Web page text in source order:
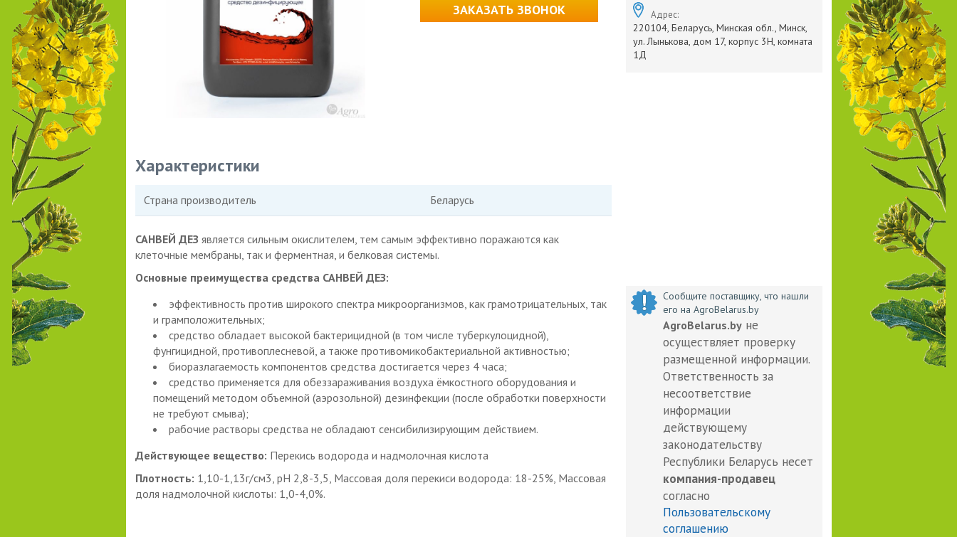
ЗАКАЗАТЬ ЗВОНОК
Характеристики
Страна производитель Беларусь
САНВЕЙ ДЕЗ является сильным окислителем, тем самым эффективно поражаются как
клеточные мембраны, так и ферментная, и белковая системы.
Основные преимущества средства САНВЕЙ ДЕЗ:
эффективность против широкого спектра микроорганизмов, как грамотрицательных, так
и грамположительных;
средство обладает высокой бактерицидной (в том числе туберкулоцидной),
фунгицидной, противоплесневой, а также противомикобактериальной активностью;
биоразлагаемость компонентов средства достигается через 4 часа;
средство применяется для обеззараживания воздуха ёмкостного оборудования и
помещений методом объемной (аэрозольной) дезинфекции (после обработки поверхности
не требуют смыва);
рабочие растворы средства не обладают сенсибилизирующим действием.
Действующее вещество: Перекись водорода и надмолочная кислота
Плотность: 1,10-1,13г/см3, рН 2,8-3,5, Массовая доля перекиси водорода: 18-25%, Массовая
доля надмолочной кислоты: 1,0-4,0%.
Адрес:
220104, Беларусь, Минская обл., Минск,
ул. Лынькова, дом 17, корпус 3Н, комната
1Д
Сообщите поставщику, что нашли
его на AgroBelarus.by
AgroBelarus.by не
осуществляет проверку
размещенной информации.
Ответственность за
несоответствие
информации
действующему
законодательству
Республики Беларусь несет
компания-продавец
согласно
Пользовательскому
соглашению